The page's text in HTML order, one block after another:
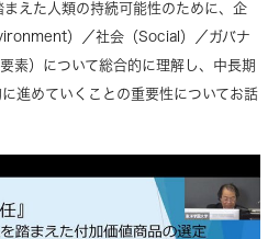
えた人類の持続可能性のために、企
）／社会（Social）／ガバナ
素）について総合的に理解し、中長期
進めていくことの重要性についてお話